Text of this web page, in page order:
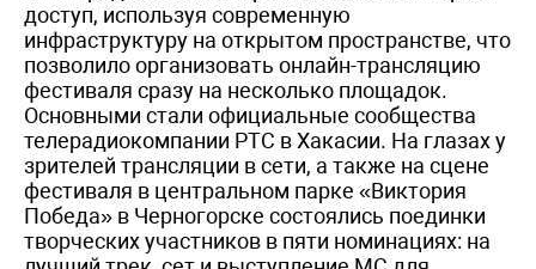
доступ, используя современную
инфраструктуру на открытом пространстве, что
позволило организовать онлайн-трансляцию
фестиваля сразу на несколько площадок.
Основными стали официальные сообщества
телерадиокомпании РТС в Хакасии. На глазах у
зрителей трансляции в сети, а также на сцене
фестиваля в центральном парке «Виктория
Победа» в Черногорске состоялись поединки
творческих участников в пяти номинациях: на